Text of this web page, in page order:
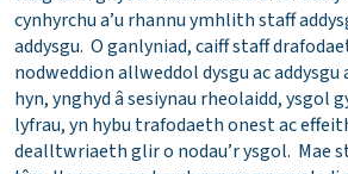
cynhyrchu a’u rhannu ymhlith staff
addysgu. O ganlyniad, caiff staff
nodweddion allweddol dysgu ac addysgu
hyn, ynghyd â sesiynau rheolaidd, ysgol
lyfrau, yn hybu trafodaeth onest ac
dealltwriaeth glir o nodau’r ysgol. Mae